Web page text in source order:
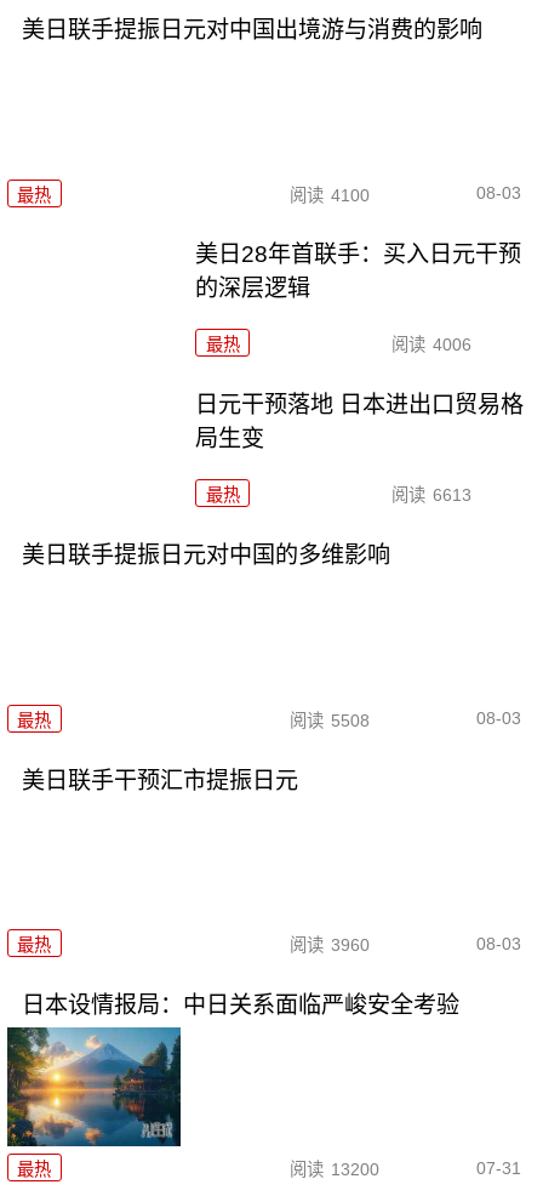
美日联手提振日元对中国出境游与消费的影响
最热 阅读 4100 08-03
美日28年首联手：买入日元干预
的深层逻辑
最热 阅读 4006
日元干预落地 日本进出口贸易格
局生变
最热 阅读 6613
美日联手提振日元对中国的多维影响
最热 阅读 5508 08-03
美日联手干预汇市提振日元
最热 阅读 3960 08-03
日本设情报局：中日关系面临严峻安全考验
最热 阅读 13200 07-31